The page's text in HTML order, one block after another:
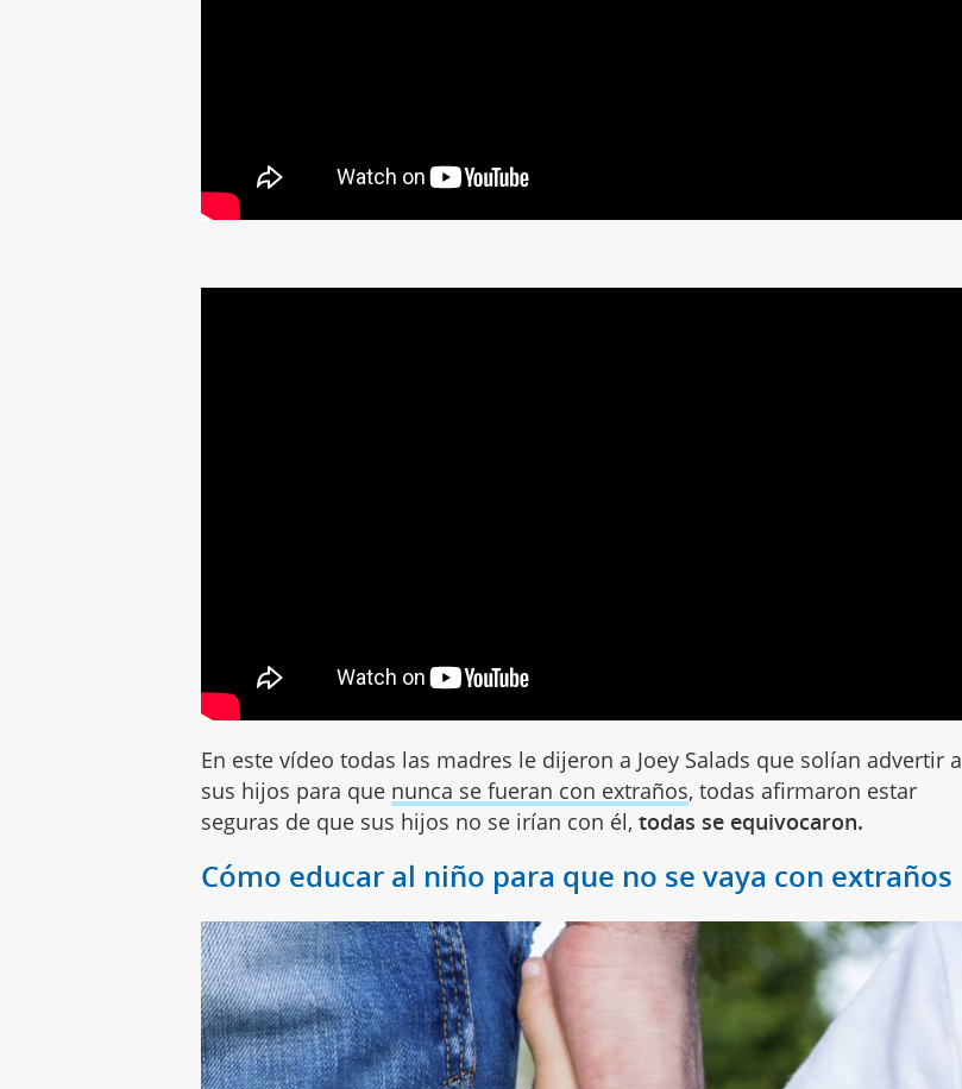
En este vídeo todas las madres le dijeron a Joey Salads que solían advertir a
sus hijos para que nunca se fueran con extraños, todas afirmaron estar
seguras de que sus hijos no se irían con él,todas se equivocaron.
Cómo educar al niño para que no se vaya con extraños